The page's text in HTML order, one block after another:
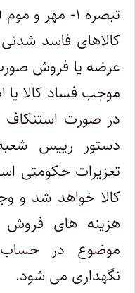
تبصره ۱- مهر
کالاهای فاسد
عرضه یا فروش
موجب فساد کالا
در صورت استنکاف
دستور رییس
تعزیرات حکومتی
کالا خواهد شد و
هزینه های فروش
موضوع در حساب
نگهداری می شود.